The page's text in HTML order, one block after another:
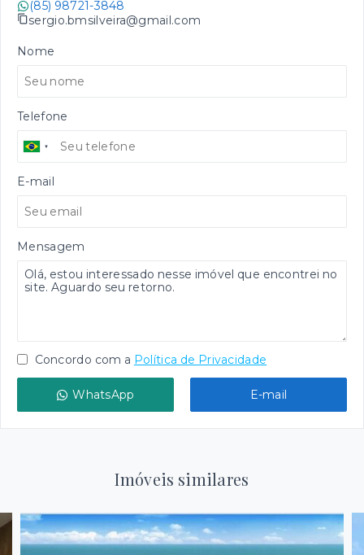
(85) 98721-3848
sergio.bmsilveira@gmail.com
Nome
Telefone
E-mail
Mensagem
Concordo com a Política de Privacidade
WhatsApp E-mail
Imóveis similares